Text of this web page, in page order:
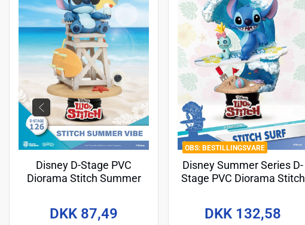
Disney D-Stage PVC
Diorama Stitch Summer
DKK 87,49
BESTILLINGSVARE
Disney Summer Series D-
Stage PVC Diorama Stitch
DKK 132,58